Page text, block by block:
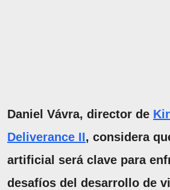
Daniel Vávra, director de
Deliverance II, considera
artificial será clave para
desafíos del desarrollo de